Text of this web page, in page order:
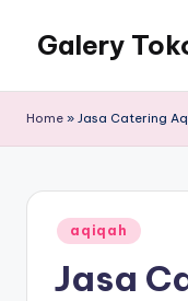
Galery
Home » Jasa Catering
Posted
in
aqiqah
Jasa